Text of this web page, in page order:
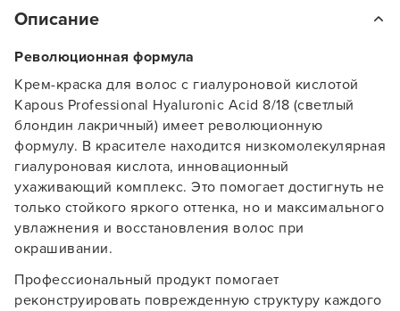
Описание
Революционная формула
Крем-краска для волос с гиалуроновой кислотой
Kapous Professional Hyaluronic Acid 8/18 (светлый
блондин лакричный) имеет революционную
формулу. В красителе находится низкомолекулярная
гиалуроновая кислота, инновационный
ухаживающий комплекс. Это помогает достигнуть не
только стойкого яркого оттенка, но и максимального
увлажнения и восстановления волос при
окрашивании.
Профессиональный продукт помогает
реконструировать поврежденную структуру каждого